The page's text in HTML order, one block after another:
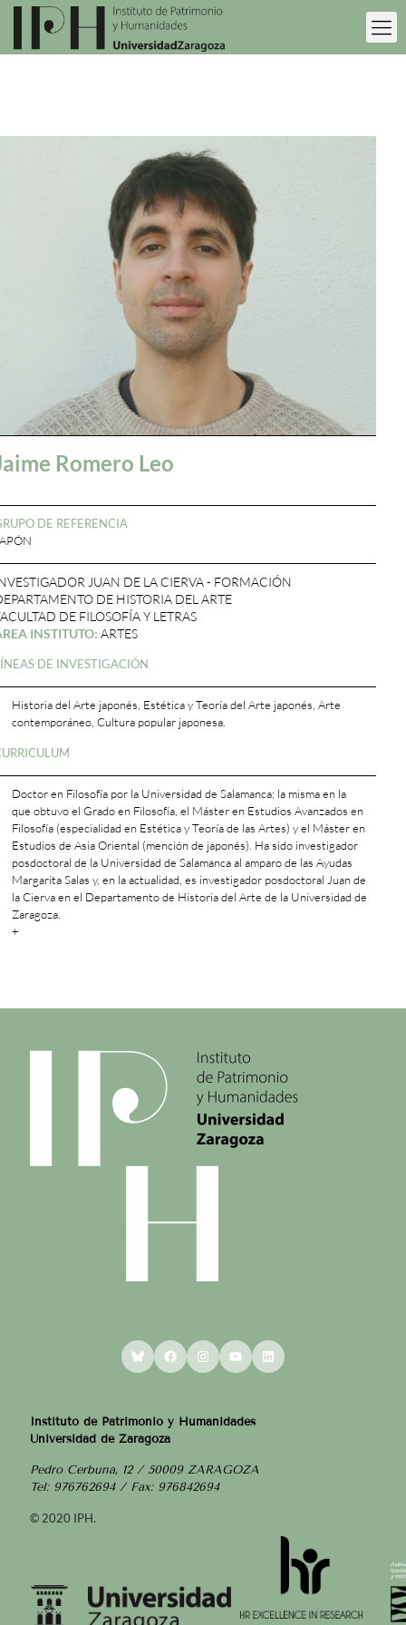
Romero Leo
DE REFERENCIA
JUAN DE LA CIERVA - FORMACIÓN
DE HISTORIA DEL ARTE
DE FILOSOFÍA Y LETRAS
INSTITUTO: ARTES
DE INVESTIGACIÓN
Historia del Arte japonés, Estética y Teoría del Arte japonés, Arte
contemporáneo, Cultura popular japonesa.
Doctor en Filosofía por la Universidad de Salamanca; la misma en la
que obtuvo el Grado en Filosofía, el Máster en Estudios Avanzados en
Filosofía (especialidad en Estética y Teoría de las Artes) y el Máster en
Estudios de Asia Oriental (mención de japonés). Ha sido investigador
posdoctoral de la Universidad de Salamanca al amparo de las Ayudas
Margarita Salas y, en la actualidad, es investigador posdoctoral Juan de
la Cierva en el Departamento de Historia del Arte de la Universidad de
Zaragoza.
+
BlueskyFacebookInstagram
YouTubeLinkedIn
Instituto de Patrimonio y Humanidades
Universidad de Zaragoza
Pedro Cerbuna, 12 / 50009 ZARAGOZA
Tel: 976762694 / Fax: 976842694
© 2020 IPH.